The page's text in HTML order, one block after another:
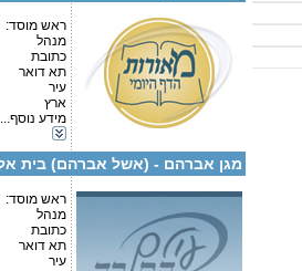
ראש מוסד:
מנהל
כתובת
תא דואר
עיר
ארץ
מידע נוסף...
קטגוריות:
אגודות וארגונים-יהדות
כוללים-כולל יום שלם
כוללים-חצי יום
מגן אברהם - (אשל אברהם) בית
ראש מוסד:
מנהל
כתובת
תא דואר
עיר
טלפון 1:
טלפון 2:
פקס
איש קשר: